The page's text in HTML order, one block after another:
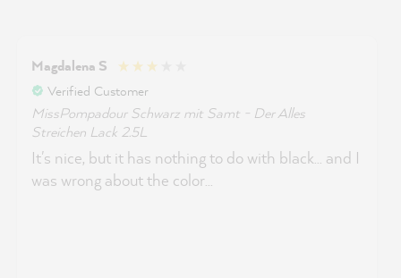
Magdalena S
Verified Customer
MissPompadour Schwarz mit Samt - Der Alles
Streichen Lack 2.5L
It's nice, but it has nothing to do with black... and I
was wrong about the color...